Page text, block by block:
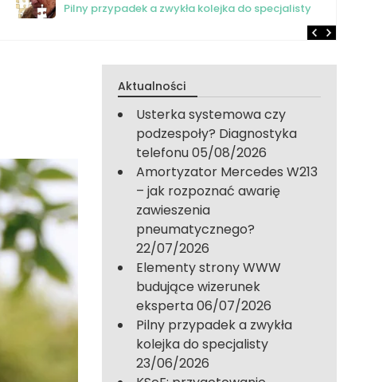
Pilny przypadek a zwykła kolejka do specjalisty
Aktualności
Usterka systemowa czy
podzespoły? Diagnostyka
telefonu05/08/2026
Amortyzator Mercedes W213
– jak rozpoznać awarię
zawieszenia
pneumatycznego?
22/07/2026
Elementy strony WWW
budujące wizerunek
eksperta06/07/2026
Pilny przypadek a zwykła
kolejka do specjalisty
23/06/2026